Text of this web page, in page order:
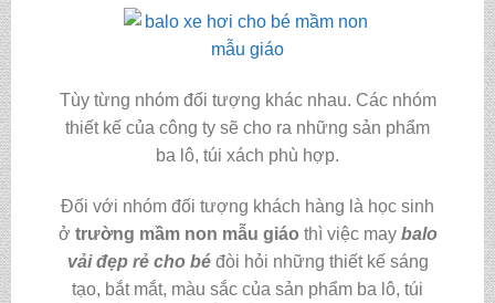
Tùy từng nhóm đối tượng khác nhau. Các nhóm
thiết kế của công ty sẽ cho ra những sản phẩm
ba lô, túi xách phù hợp.
Đối với nhóm đối tượng khách hàng là học sinh
ở trường mầm non mẫu giáo thì việc may balo
vải đẹp rẻ cho bé đòi hỏi những thiết kế sáng
tạo, bắt mắt, màu sắc của sản phẩm ba lô, túi